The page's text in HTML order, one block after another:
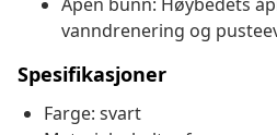
vanndrenering og
Spesifikasjoner
Farge: svart